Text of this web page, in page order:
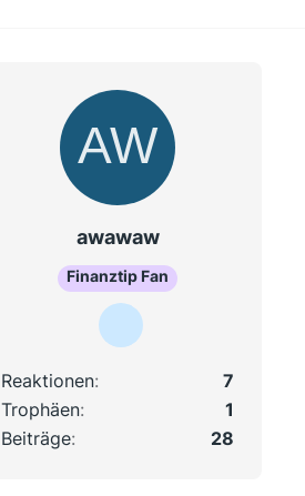
awawaw
Finanztip Fan
Reaktionen
7
Trophäen
1
Beiträge
28